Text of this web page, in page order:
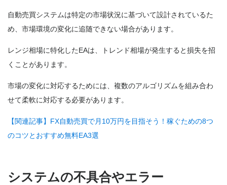
自動売買システムは特定の市場状況に基づいて設計されているた
め、市場環境の変化に追随できない場合があります。
レンジ相場に特化したEAは、トレンド相場が発生すると損失を招
くことがあります。
市場の変化に対応するためには、複数のアルゴリズムを組み合わ
せて柔軟に対応する必要があります。
【関連記事】FX自動売買で月10万円を目指そう！稼ぐための8つ
のコツとおすすめ無料EA3選
システムの不具合やエラー